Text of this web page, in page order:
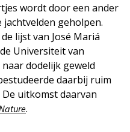
wordt door een ander
geholpen.
lijst van José Mariá
Universiteit van
dodelijk geweld
daarbij ruim
uitkomst daarvan
.